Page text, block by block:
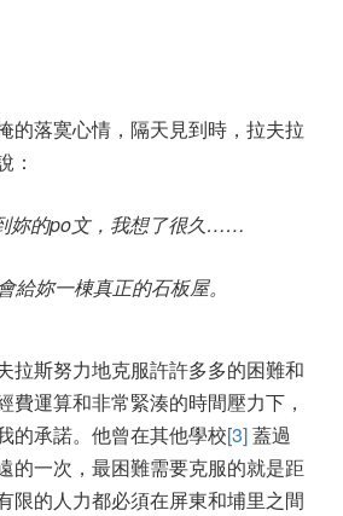
的落寞心情，隔天見到時，拉夫拉
：
妳的po文，我想了很久……
給妳一棟真正的石板屋。
拉斯努力地克服許許多多的困難和
費運算和非常緊湊的時間壓力下，
的承諾。他曾在其他學校[3]蓋過
的一次，最困難需要克服的就是距
限的人力都必須在屏東和埔里之間